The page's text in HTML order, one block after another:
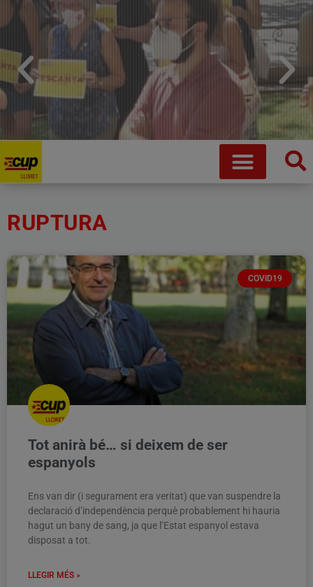
Que no ens robin la vida
RUPTURA
COVID19
Tot anirà bé… si deixem de ser
espanyols
Ens van dir (i segurament era veritat) que van suspendre la
declaració d’independència perquè probablement hi hauria
hagut un bany de sang, ja que l’Estat espanyol estava
disposat a tot.
LLEGIR MÉS »